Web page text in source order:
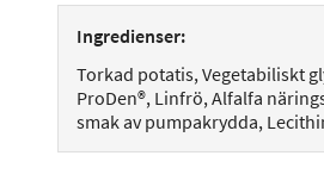
Ingredienser:
Torkad potatis, Vegetabiliskt
ProDen®, Linfrö, Alfalfa
smak av pumpakrydda,